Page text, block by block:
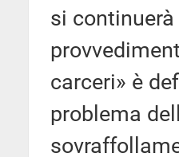
si
carceri» è
problema